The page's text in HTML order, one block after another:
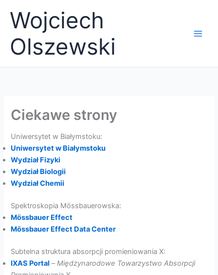
treściWojciech
Olszewski
Ciekawe strony
Uniwersytet w Białymstoku:
Uniwersytet w Białymstoku
Wydział Fizyki
Wydział Biologii
Wydział Chemii
Spektroskopia Mössbauerowska:
Mössbauer Effect
Mössbauer Effect Data Center
Subtelna struktura absorpcji promieniowania X:
IXAS Portal –Międzynarodowe Towarzystwo Absorpcji